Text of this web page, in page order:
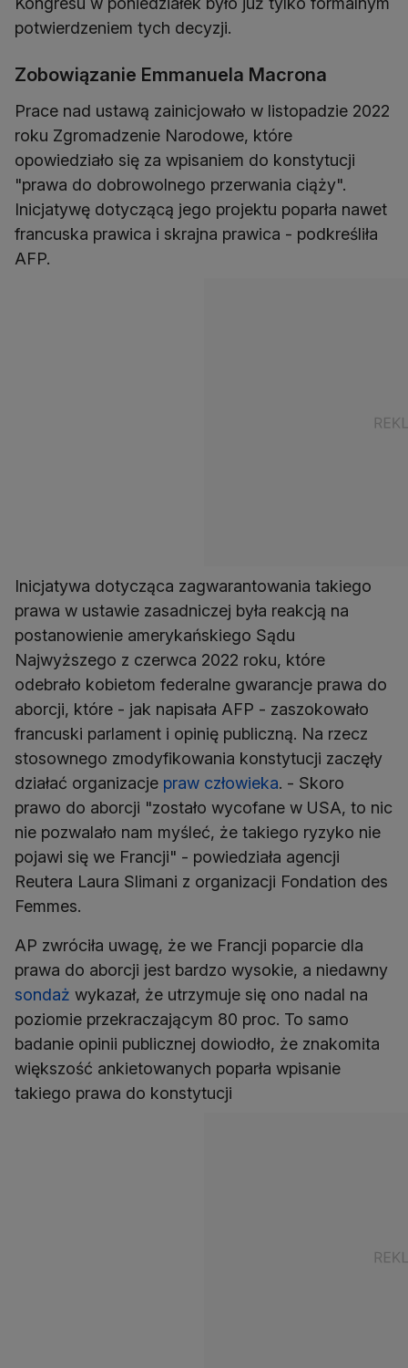
potwierdzeniem tych decyzji.
Zobowiązanie Emmanuela Macrona
Prace nad ustawą zainicjowało w listopadzie 2022
roku Zgromadzenie Narodowe, które
opowiedziało się za wpisaniem do konstytucji
"prawa do dobrowolnego przerwania ciąży".
Inicjatywę dotyczącą jego projektu poparła nawet
francuska prawica i skrajna prawica - podkreśliła
AFP.
Inicjatywa dotycząca zagwarantowania takiego
prawa w ustawie zasadniczej była reakcją na
postanowienie amerykańskiego Sądu
Najwyższego z czerwca 2022 roku, które
odebrało kobietom federalne gwarancje prawa do
aborcji, które - jak napisała AFP - zaszokowało
francuski parlament i opinię publiczną. Na rzecz
stosownego zmodyfikowania konstytucji zaczęły
działać organizacje praw człowieka. - Skoro
prawo do aborcji "zostało wycofane w USA, to nic
nie pozwalało nam myśleć, że takiego ryzyko nie
pojawi się we Francji" - powiedziała agencji
Reutera Laura Slimani z organizacji Fondation des
Femmes.
AP zwróciła uwagę, że we Francji poparcie dla
prawa do aborcji jest bardzo wysokie, a niedawny
sondaż wykazał, że utrzymuje się ono nadal na
poziomie przekraczającym 80 proc. To samo
badanie opinii publicznej dowiodło, że znakomita
większość ankietowanych poparła wpisanie
takiego prawa do konstytucji